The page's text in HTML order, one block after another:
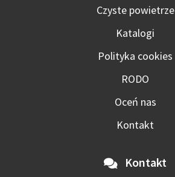
Czyste powietrze
Katalogi
Polityka cookies
RODO
Oceń nas
Kontakt
Kontakt